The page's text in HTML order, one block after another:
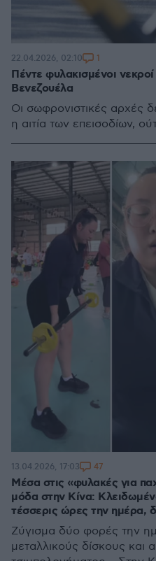
Πέντε φυλακισμένοι
Βενεζουέλα
Οι σωφρονιστικές αρχές
η αιτία των επεισοδίων,
22.04.2026, 02:10 1
Μέσα στις «φυλακές για
μόδα στην Κίνα:
τέσσερις ώρες την ημέρα,
Ζύγισμα δύο φορές την
μεταλλικούς δίσκους και
13.04.2026, 17:03 47